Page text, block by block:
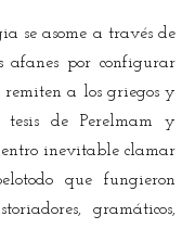
se asome a través de
afanes por configurar
a los griegos y
de Perelmam y
inevitable clamar
que fungieron
gramáticos,